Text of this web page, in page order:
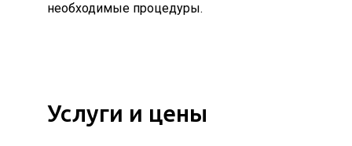
необходимые процедуры.
Услуги и цены